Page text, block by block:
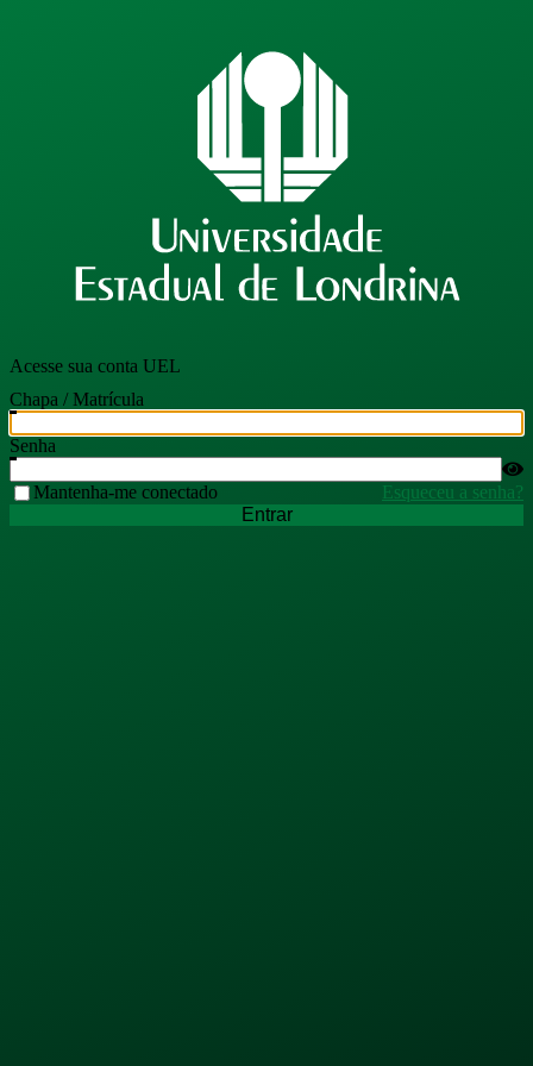
Acesse sua conta UEL
Chapa / Matrícula
Senha
Mantenha-me conectado
Esqueceu a senha?
Entrar